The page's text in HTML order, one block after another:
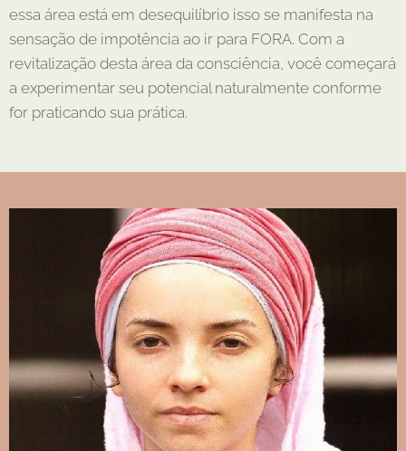
essa área está em desequilíbrio isso se manifesta na
sensação de impotência ao ir para FORA. Com a
revitalização desta área da consciência, você começará
a experimentar seu potencial naturalmente conforme
for praticando sua prática.